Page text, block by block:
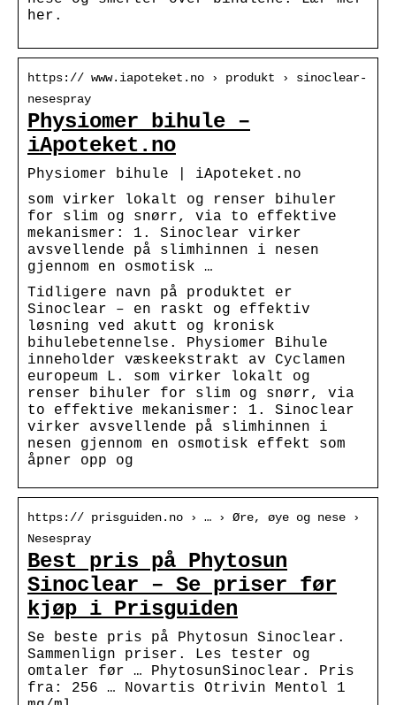
her.
https:// www.iapoteket.no › produkt › sinoclear-
nesespray
Physiomer bihule –
iApoteket.no
Physiomer bihule | iApoteket.no
som virker lokalt og renser bihuler
for slim og snørr, via to effektive
mekanismer: 1. Sinoclear virker
avsvellende på slimhinnen i nesen
gjennom en osmotisk …
Tidligere navn på produktet er
Sinoclear – en raskt og effektiv
løsning ved akutt og kronisk
bihulebetennelse. Physiomer Bihule
inneholder væskeekstrakt av Cyclamen
europeum L. som virker lokalt og
renser bihuler for slim og snørr, via
to effektive mekanismer: 1. Sinoclear
virker avsvellende på slimhinnen i
nesen gjennom en osmotisk effekt som
åpner opp og
https:// prisguiden.no › … › Øre, øye og nese ›
Nesespray
Best pris på Phytosun
Sinoclear – Se priser før
kjøp i Prisguiden
Se beste pris på Phytosun Sinoclear.
Sammenlign priser. Les tester og
omtaler før … PhytosunSinoclear. Pris
fra: 256 … Novartis Otrivin Mentol 1